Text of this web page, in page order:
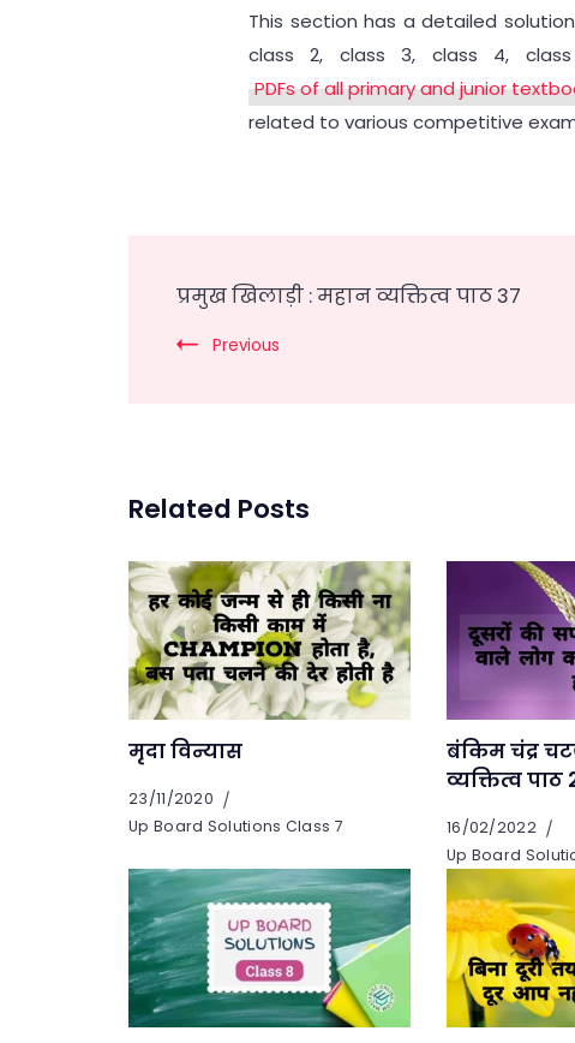
This section has a detailed solution
class 2, class 3, class 4,
PDFs of all primary and junior
related to various competitive
Navigation
प्रमुख खिलाड़ी : महान व्यक्तित्व पाठ 37
Previous
Related Posts
मृदा विन्यास
23/11/2020
Up Board Solutions Class 7
बंकिम चंद्र
व्यक्तित्व पाठ
16/02/2022
Up Board